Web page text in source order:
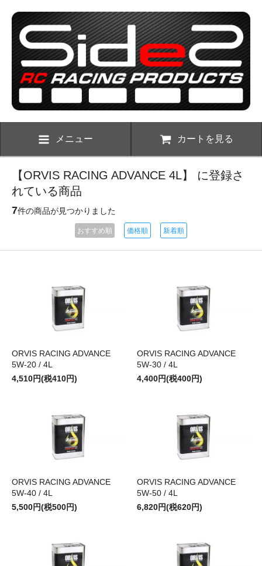
メニュー カートを見る
【ORVIS RACING ADVANCE 4L】 に登録さ
れている商品
7件の商品が見つかりました
おすすめ順 価格順 新着順
ORVIS RACING ADVANCE
5W-20 / 4L
4,510円(税410円)
ORVIS RACING ADVANCE
5W-30 / 4L
4,400円(税400円)
ORVIS RACING ADVANCE
5W-40 / 4L
5,500円(税500円)
ORVIS RACING ADVANCE
5W-50 / 4L
6,820円(税620円)